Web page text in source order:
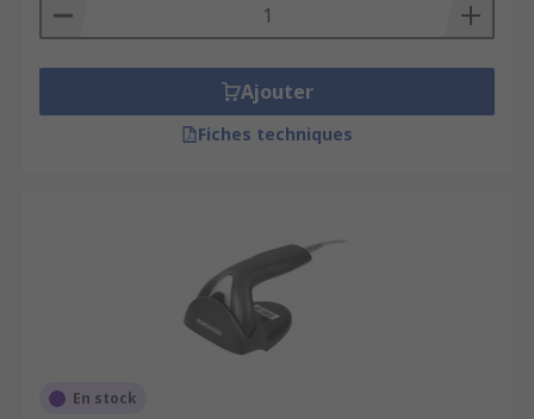
Ajouter
Fiches techniques
En stock